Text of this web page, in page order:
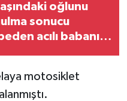
oğlunu
sonucu
acılı babanın
motosiklet